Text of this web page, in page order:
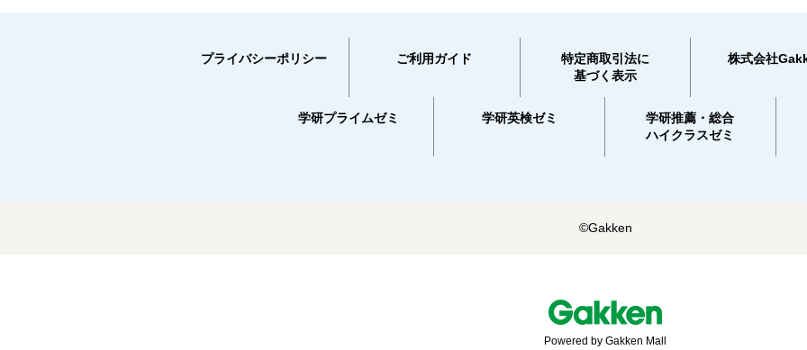
プライバシーポリシー ご利用ガイド
特定商取引法に
基づく表示
株式会社
学研プライムゼミ 学研英検ゼミ
学研推薦・総合
ハイクラスゼミ
©Gakken
Powered by Gakken Mall